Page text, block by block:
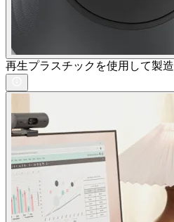
再生プラスチックを使用して製造